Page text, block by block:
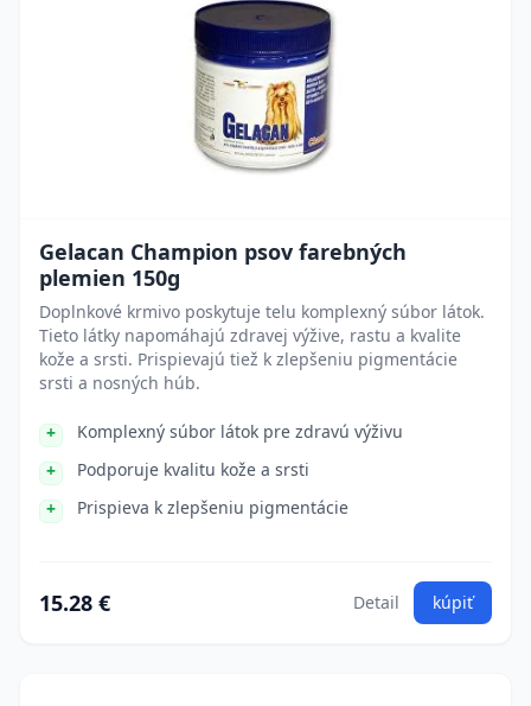
Gelacan Champion psov farebných
plemien 150g
Doplnkové krmivo poskytuje telu komplexný súbor látok.
Tieto látky napomáhajú zdravej výžive, rastu a kvalite
kože a srsti. Prispievajú tiež k zlepšeniu pigmentácie
srsti a nosných húb.
Komplexný súbor látok pre zdravú výživu
Podporuje kvalitu kože a srsti
Prispieva k zlepšeniu pigmentácie
15.28 € Detail kúpiť